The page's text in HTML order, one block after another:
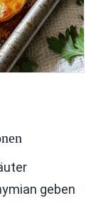
geben